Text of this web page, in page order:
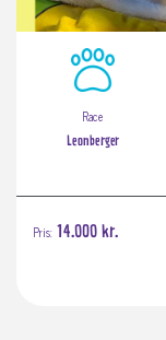
Race
Leonberger
Pris: 14.000 kr.